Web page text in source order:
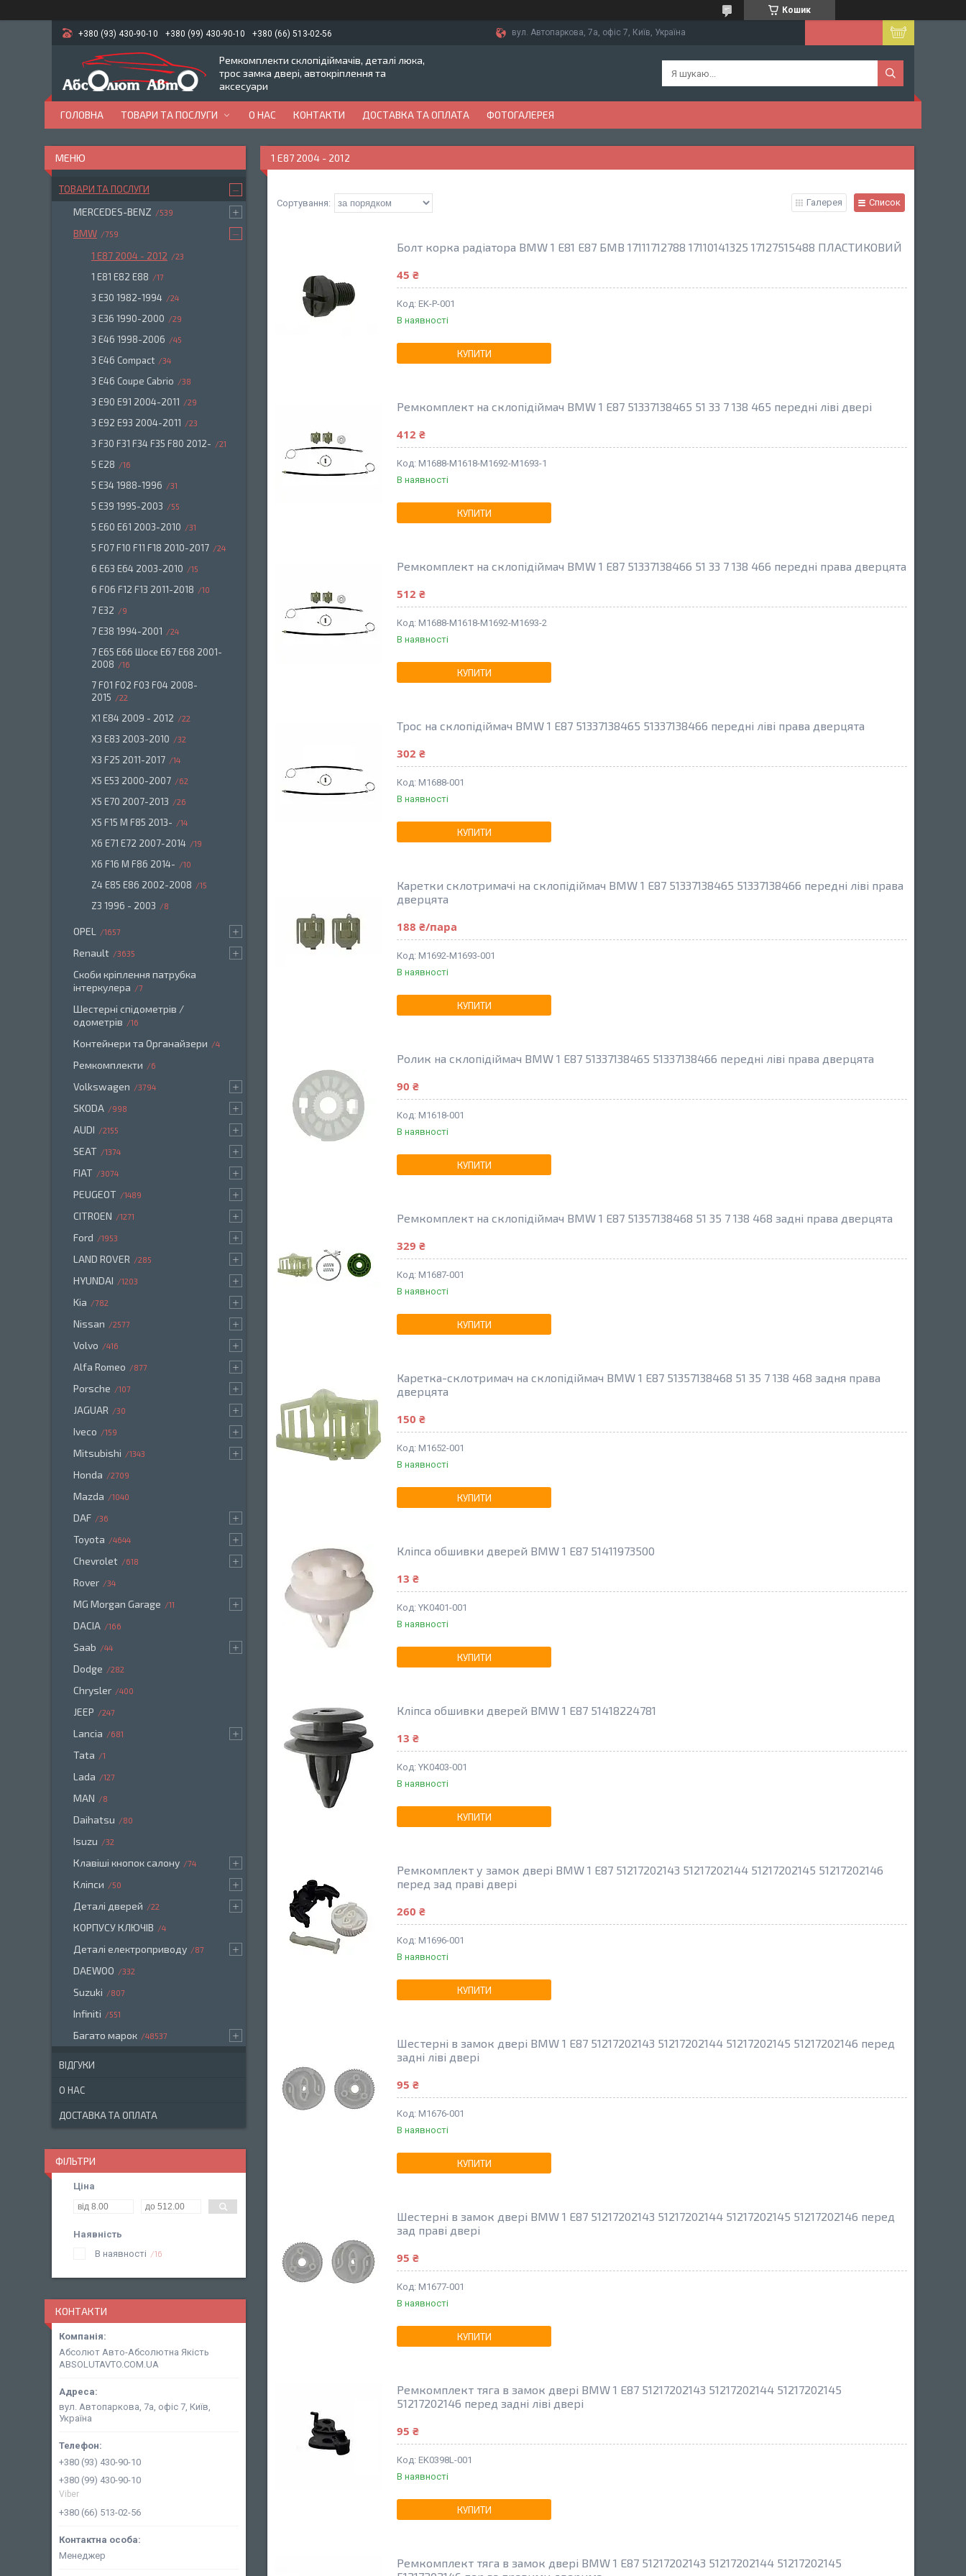
Кошик
+380 (93) 430-90-10 +380 (99) 430-90-10 +380 (66) 513-02-56 вул. Автопаркова, 7а, офіс 7, Київ, Україна
Ремкомплекти склопідіймачів, деталі люка,
трос замка двері, автокріплення та
аксесуари
ГОЛОВНА ТОВАРИ ТА ПОСЛУГИ О НАС КОНТАКТИ ДОСТАВКА ТА ОПЛАТА ФОТОГАЛЕРЕЯ
1 E87 2004 - 2012
Галерея Список
Болт корка радіатора BMW 1 E81 E87 БМВ 17111712788 17110141325 17127515488 ПЛАСТИКОВИЙ
45 ₴
EK-P-001
В наявності
КУПИТИ
Ремкомплект на склопідіймач BMW 1 E87 51337138465 51 33 7 138 465 передні ліві двері
412 ₴
M1688-M1618-M1692-M1693-1
В наявності
КУПИТИ
Ремкомплект на склопідіймач BMW 1 E87 51337138466 51 33 7 138 466 передні права дверцята
512 ₴
M1688-M1618-M1692-M1693-2
В наявності
КУПИТИ
Трос на склопідіймач BMW 1 E87 51337138465 51337138466 передні ліві права дверцята
302 ₴
M1688-001
В наявності
КУПИТИ
Каретки склотримачі на склопідіймач BMW 1 E87 51337138465 51337138466 передні ліві права
дверцята
188 ₴/пара
M1692-M1693-001
В наявності
КУПИТИ
Ролик на склопідіймач BMW 1 E87 51337138465 51337138466 передні ліві права дверцята
90 ₴
M1618-001
В наявності
КУПИТИ
Ремкомплект на склопідіймач BMW 1 E87 51357138468 51 35 7 138 468 задні права дверцята
329 ₴
M1687-001
В наявності
КУПИТИ
Каретка-склотримач на склопідіймач BMW 1 E87 51357138468 51 35 7 138 468 задня права
дверцята
150 ₴
M1652-001
В наявності
КУПИТИ
Кліпса обшивки дверей BMW 1 E87 51411973500
13 ₴
YK0401-001
В наявності
КУПИТИ
Кліпса обшивки дверей BMW 1 E87 51418224781
13 ₴
YK0403-001
В наявності
КУПИТИ
Ремкомплект у замок двері BMW 1 E87 51217202143 51217202144 51217202145 51217202146
перед зад праві двері
260 ₴
M1696-001
В наявності
КУПИТИ
Шестерні в замок двері BMW 1 E87 51217202143 51217202144 51217202145 51217202146 перед
задні ліві двері
95 ₴
M1676-001
В наявності
КУПИТИ
Шестерні в замок двері BMW 1 E87 51217202143 51217202144 51217202145 51217202146 перед
зад праві двері
95 ₴
M1677-001
В наявності
КУПИТИ
Ремкомплект тяга в замок двері BMW 1 E87 51217202143 51217202144 51217202145
51217202146 перед задні ліві двері
95 ₴
EK0398L-001
В наявності
КУПИТИ
Ремкомплект тяга в замок двері BMW 1 E87 51217202143 51217202144 51217202145
ТОВАРИ ТА ПОСЛУГИ
MERCEDES-BENZ 539
BMW 759
1 E87 2004 - 2012 23
1 E81 E82 E88 17
3 E30 1982-1994 24
3 E36 1990-2000 29
3 E46 1998-2006 45
3 E46 Compact 34
3 E46 Coupe Cabrio 38
3 E90 E91 2004-2011 29
3 E92 E93 2004-2011 23
3 F30 F31 F34 F35 F80 2012- 21
5 E28 16
5 E34 1988-1996 31
5 E39 1995-2003 55
5 E60 E61 2003-2010 31
5 F07 F10 F11 F18 2010-2017 24
6 E63 E64 2003-2010 15
6 F06 F12 F13 2011-2018 10
7 E32 9
7 E38 1994-2001 24
7 E65 E66 Шосе E67 E68 2001-
2008
16
7 F01 F02 F03 F04 2008-
2015
22
X1 E84 2009 - 2012 22
X3 E83 2003-2010 32
X3 F25 2011-2017 14
X5 E53 2000-2007 62
X5 E70 2007-2013 26
X5 F15 M F85 2013- 14
X6 E71 E72 2007-2014 19
X6 F16 M F86 2014- 10
Z4 E85 E86 2002-2008 15
Z3 1996 - 2003 8
OPEL 1657
Renault 3635
Скоби кріплення патрубка
інтеркулера
7
Шестерні спідометрів /
одометрів
16
Контейнери та Органайзери 4
Ремкомплекти 6
Volkswagen 3794
SKODA 998
AUDI 2155
SEAT 1374
FIAT 3074
PEUGEOT 1489
CITROEN 1271
Ford 1953
LAND ROVER 285
HYUNDAI 1203
Kia 782
Nissan 2577
Volvo 416
Alfa Romeo 877
Porsche 107
JAGUAR 30
Iveco 159
Mitsubishi 1343
Honda 2709
Mazda 1040
DAF 36
Toyota 4644
Chevrolet 618
Rover 34
MG Morgan Garage 11
DACIA 166
Saab 44
Dodge 282
Chrysler 400
JEEP 247
Lancia 681
Tata 1
Lada 127
MAN 8
Daihatsu 80
Isuzu 32
Клавіші кнопок салону 74
Кліпси 50
Деталі дверей 22
КОРПУСУ КЛЮЧІВ 4
Деталі електроприводу 87
DAEWOO 332
Suzuki 807
Infiniti 551
Багато марок 48537
ВІДГУКИ
О НАС
ДОСТАВКА ТА ОПЛАТА
ФІЛЬТРИ
Ціна
Наявність
В наявності
16
КОНТАКТИ
Абсолют Авто-Абсолютна Якість
ABSOLUTAVTO.COM.UA
вул. Автопаркова, 7а, офіс 7, Київ,
Україна
+380 (93) 430-90-10
+380 (99) 430-90-10
Viber
+380 (66) 513-02-56
Менеджер